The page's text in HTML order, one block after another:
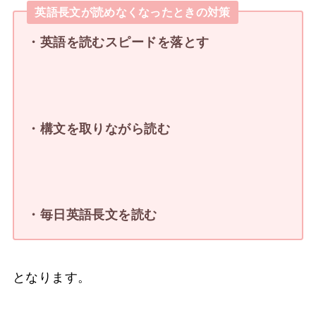
英語長文が読めなくなったときの対策
・英語を読むスピードを落とす
・構文を取りながら読む
・毎日英語長文を読む
となります。